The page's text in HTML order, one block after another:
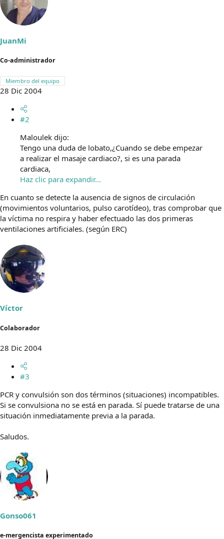
JuanMi
Co-administrador
Miembro del equipo
28 Dic 2004
#2
Maloulek dijo:
Tengo una duda de lobato,¿Cuando se debe empezar
a realizar el masaje cardiaco?, si es una parada
cardiaca,
Haz clic para expandir...
En cuanto se detecte la ausencia de signos de circulación
(movimientos voluntarios, pulso carotídeo), tras comprobar que
la víctima no respira y haber efectuado las dos primeras
ventilaciones artificiales. (según ERC)
Víctor
Colaborador
28 Dic 2004
#3
PCR y convulsión son dos términos (situaciones) incompatibles.
Si se convulsiona no se está en parada. Sí puede tratarse de una
situación inmediatamente previa a la parada.
Saludos.
Gonso061
e-mergencista experimentado